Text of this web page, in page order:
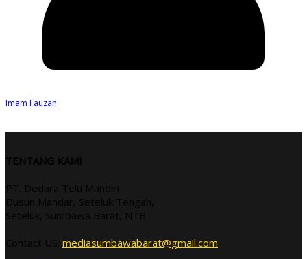
Imam Fauzan
TENTANG KAMI
PT. Dedara Telu Mandiri
Dusun Mandar, Seteluk Tengah,
Seteluk, Sumbawa Barat, NTB
Contact US: mediasumbawabarat@gmail.com